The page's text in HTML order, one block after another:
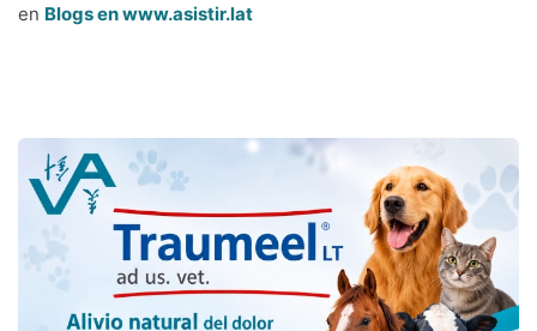
en Blogs en www.asistir.lat